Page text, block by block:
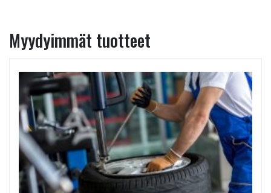
Myydyimmät tuotteet